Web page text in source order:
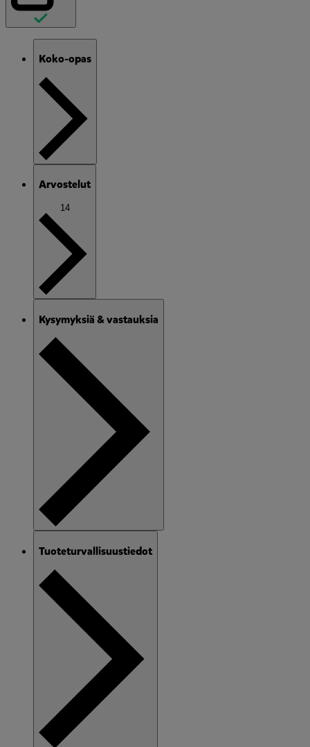
Koko-opas
Arvostelut
14
Kysymyksiä & vastauksia
Tuoteturvallisuustiedot